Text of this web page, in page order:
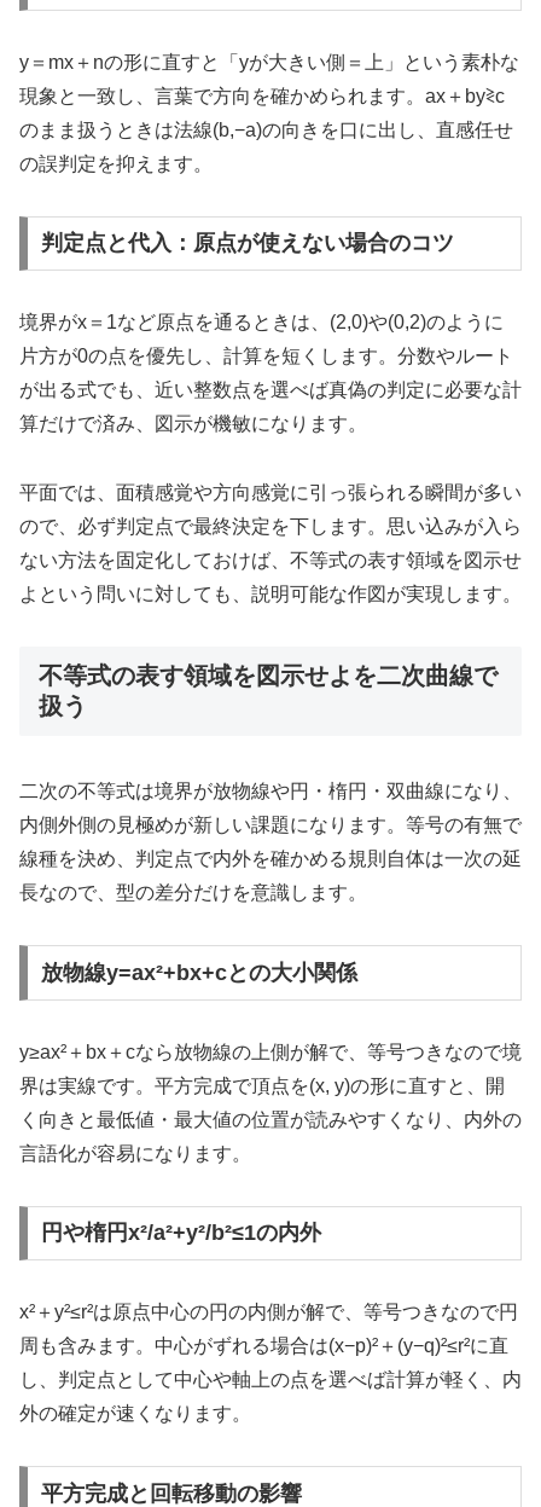
y＝mx＋nの形に直すと「yが大きい側＝上」という素朴な
現象と一致し、言葉で方向を確かめられます。ax＋by≷c
のまま扱うときは法線(b,−a)の向きを口に出し、直感任せ
の誤判定を抑えます。
判定点と代入：原点が使えない場合のコツ
境界がx＝1など原点を通るときは、(2,0)や(0,2)のように
片方が0の点を優先し、計算を短くします。分数やルート
が出る式でも、近い整数点を選べば真偽の判定に必要な計
算だけで済み、図示が機敏になります。
平面では、面積感覚や方向感覚に引っ張られる瞬間が多い
ので、必ず判定点で最終決定を下します。思い込みが入ら
ない方法を固定化しておけば、不等式の表す領域を図示せ
よという問いに対しても、説明可能な作図が実現します。
不等式の表す領域を図示せよを二次曲線で
扱う
二次の不等式は境界が放物線や円・楕円・双曲線になり、
内側外側の見極めが新しい課題になります。等号の有無で
線種を決め、判定点で内外を確かめる規則自体は一次の延
長なので、型の差分だけを意識します。
放物線y=ax²+bx+cとの大小関係
y≥ax²＋bx＋cなら放物線の上側が解で、等号つきなので境
界は実線です。平方完成で頂点を(x, y)の形に直すと、開
く向きと最低値・最大値の位置が読みやすくなり、内外の
言語化が容易になります。
円や楕円x²/a²+y²/b²≤1の内外
x²＋y²≤r²は原点中心の円の内側が解で、等号つきなので円
周も含みます。中心がずれる場合は(x−p)²＋(y−q)²≤r²に直
し、判定点として中心や軸上の点を選べば計算が軽く、内
外の確定が速くなります。
平方完成と回転移動の影響